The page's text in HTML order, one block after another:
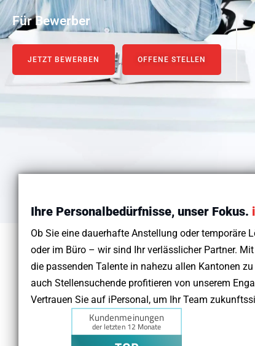
Für Bewerber
JETZT BEWERBEN OFFENE STELLEN
Ihre Personalbedürfnisse, unser Fokus.
Ob Sie eine dauerhafte Anstellung oder temporäre
oder im Büro – wir sind Ihr verlässlicher Partner.
die passenden Talente in nahezu allen Kantonen
auch Stellensuchende profitieren von unserem
Vertrauen Sie auf iPersonal, um Ihr Team